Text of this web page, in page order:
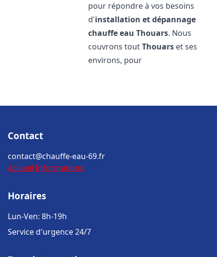
pour répondre à vos besoins
d'installation et dépannage
chauffe eau Thouars. Nous
couvrons toutThouars et ses
environs, pour
Contact
contact@chauffe-eau-69.fr
Accueil Informations
Horaires
Lun-Ven: 8h-19h
Service d'urgence 24/7